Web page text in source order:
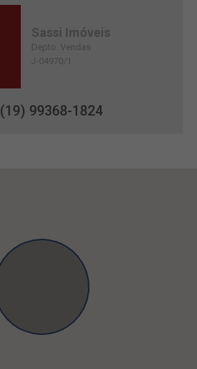
Sassi Imóveis
Depto. Vendas
J-04970/1
(19) 99368-1824